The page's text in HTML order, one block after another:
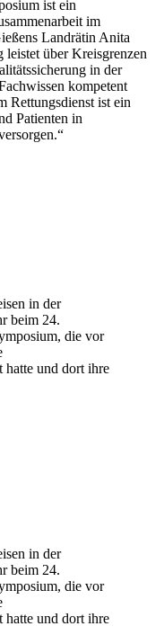
ist ein
im
Landrätin Anita
leistet über Kreisgrenzen
in der
kompetent
Rettungsdienst ist ein
Patienten in
in der
beim 24.
die vor
hatte und dort ihre
in der
beim 24.
die vor
hatte und dort ihre